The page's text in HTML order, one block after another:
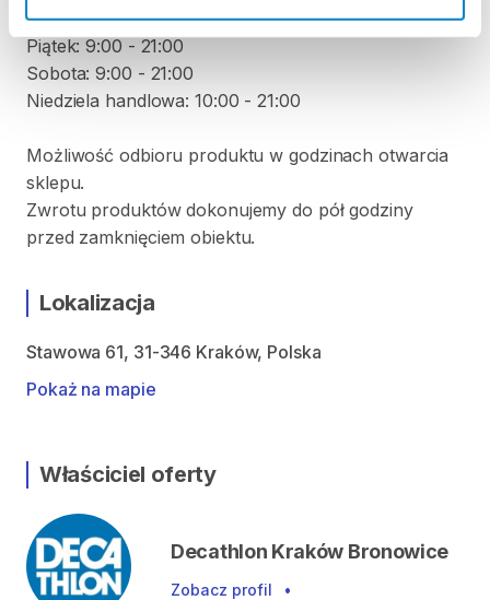
Czwartek: 9:00 - 21:00
Piątek: 9:00 - 21:00
Sobota: 9:00 - 21:00
Niedziela handlowa: 10:00 - 21:00
Możliwość odbioru produktu w godzinach otwarcia
sklepu.
Zwrotu produktów dokonujemy do pół godziny
przed zamknięciem obiektu.
Lokalizacja
Stawowa 61, 31-346 Kraków, Polska
Pokaż na mapie
Właściciel oferty
Decathlon Kraków Bronowice
Zobacz profil •